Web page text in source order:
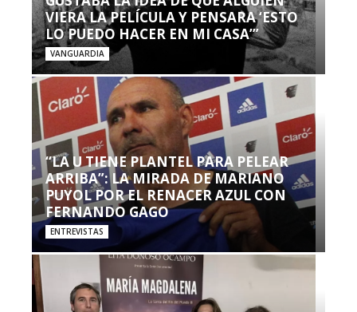
VIERA LA PELÍCULA Y PENSARA ‘ESTO
LO PUEDO HACER EN MI CASA’”
VANGUARDIA
“LA U TIENE PLANTEL PARA PELEAR
ARRIBA”: LA MIRADA DE MARIANO
PUYOL POR EL RENACER AZUL CON
FERNANDO GAGO
ENTREVISTAS